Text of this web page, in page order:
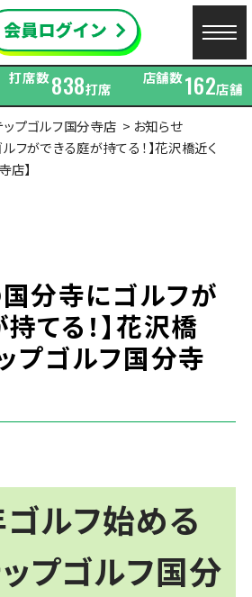
打席数838打席
店舗数162店舗
ップゴルフ国分寺店
お知らせ
フができる庭が持てる！】花沢橋近く
店】
国分寺にゴルフが
てる！】花沢橋
プゴルフ国分寺
ゴルフ始める
プゴルフ国分